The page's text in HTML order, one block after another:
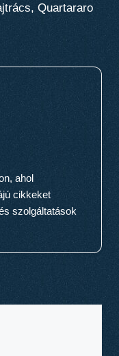
Quartararo
ahol
cikkeket
szolgáltatások